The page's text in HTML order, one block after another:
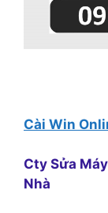
Cài Win
Cty Sửa
Nhà